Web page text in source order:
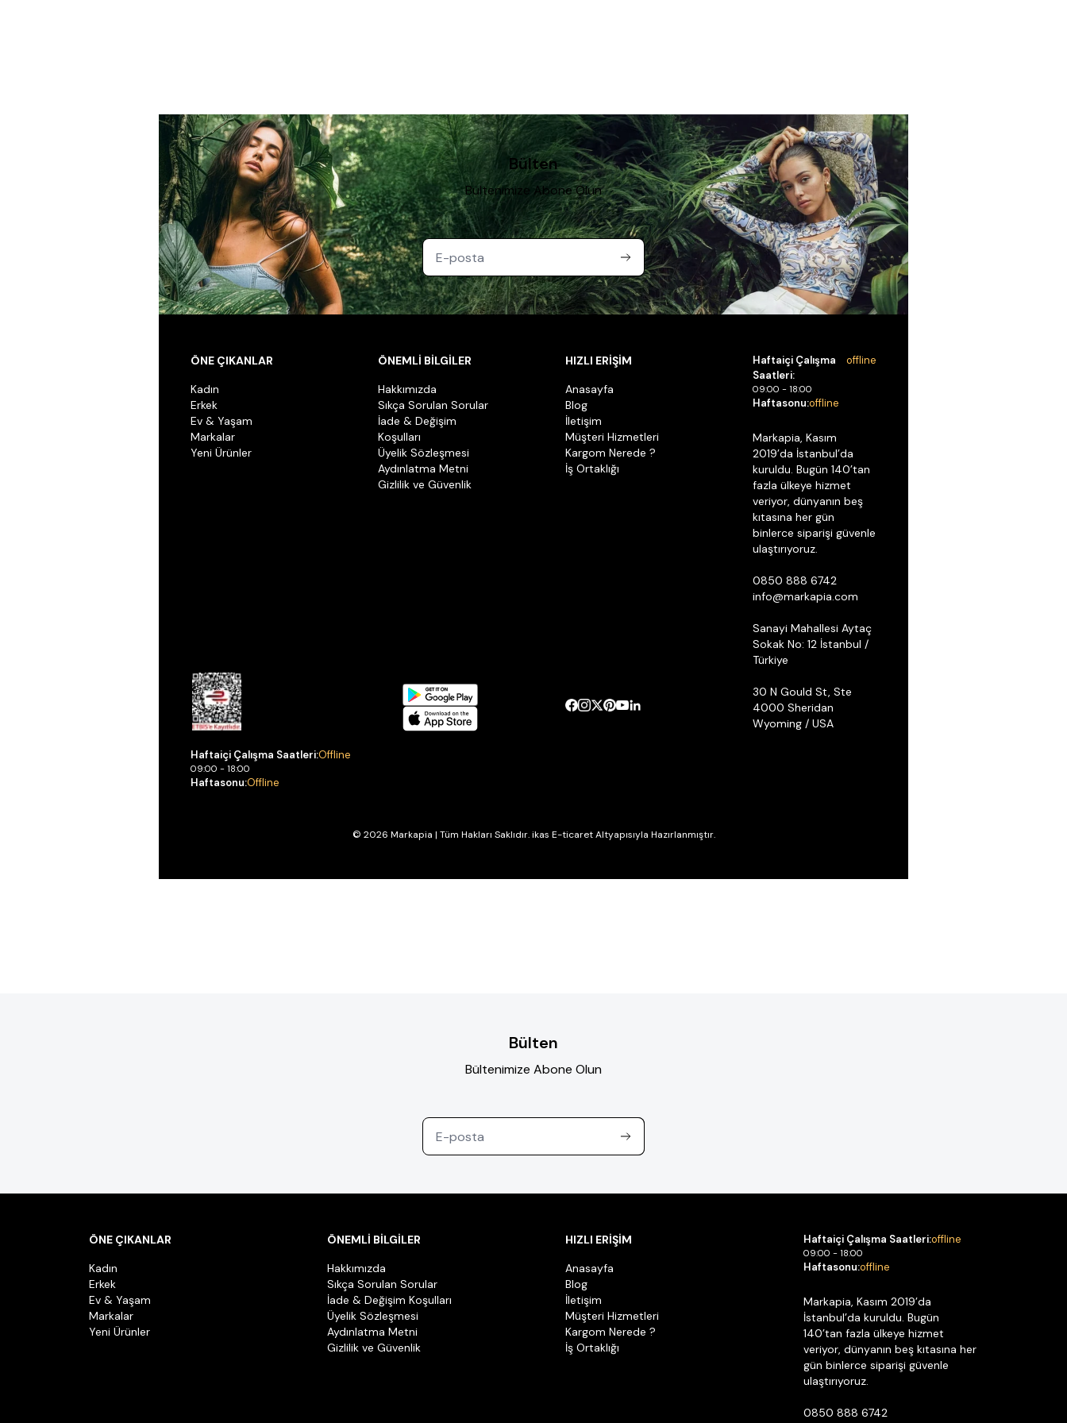
Bülten
Bültenimize Abone Olun
ÖNE ÇIKANLAR
Kadın
Erkek
Ev & Yaşam
Markalar
Yeni Ürünler
ÖNEMLİ BİLGİLER
Hakkımızda
Sıkça Sorulan Sorular
İade & Değişim
Koşulları
Üyelik Sözleşmesi
Aydınlatma Metni
Gizlilik ve Güvenlik
HIZLI ERİŞİM
Anasayfa
Blog
İletişim
Müşteri Hizmetleri
Kargom Nerede ?
İş Ortaklığı
Haftaiçi Çalışma
Saatleri:
offline
09:00 - 18:00
Haftasonu:offline
Markapia, Kasım
2019’da İstanbul’da
kuruldu. Bugün 140’tan
fazla ülkeye hizmet
veriyor, dünyanın beş
kıtasına her gün
binlerce siparişi güvenle
ulaştırıyoruz.
0850 888 6742
info@markapia.com
Sanayi Mahallesi Aytaç
Sokak No: 12 İstanbul /
Türkiye
30 N Gould St, Ste
4000 Sheridan
Wyoming / USA
Haftaiçi Çalışma Saatleri:Offline
09:00 - 18:00
Haftasonu:Offline
© 2026 Markapia | Tüm Hakları Saklıdır. ikas E-ticaret Altyapısıyla Hazırlanmıştır.
Bülten
Bültenimize Abone Olun
ÖNE ÇIKANLAR
Kadın
Erkek
Ev & Yaşam
Markalar
Yeni Ürünler
ÖNEMLİ BİLGİLER
Hakkımızda
Sıkça Sorulan Sorular
İade & Değişim Koşulları
Üyelik Sözleşmesi
Aydınlatma Metni
Gizlilik ve Güvenlik
HIZLI ERİŞİM
Anasayfa
Blog
İletişim
Müşteri Hizmetleri
Kargom Nerede ?
İş Ortaklığı
Haftaiçi Çalışma Saatleri:offline
09:00 - 18:00
Haftasonu:offline
Markapia, Kasım 2019’da
İstanbul’da kuruldu. Bugün
140’tan fazla ülkeye hizmet
veriyor, dünyanın beş kıtasına her
gün binlerce siparişi güvenle
ulaştırıyoruz.
0850 888 6742